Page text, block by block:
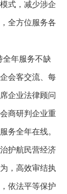
式，减少涉企
全方位服务各
年服务不缺
会客交流、每
企业法律顾问
商研判企业重
务全年在线。
护航民营经济
，高效审结执
依法平等保护